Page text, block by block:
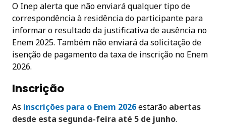
O Inep alerta que não enviará qualquer tipo de
correspondência à residência do participante para
informar o resultado da justificativa de ausência no
Enem 2025. Também não enviará da solicitação de
isenção de pagamento da taxa de inscrição no Enem
2026.
Inscrição
As inscrições para o Enem 2026estarão abertas
desde esta segunda-feira até 5 de junho.